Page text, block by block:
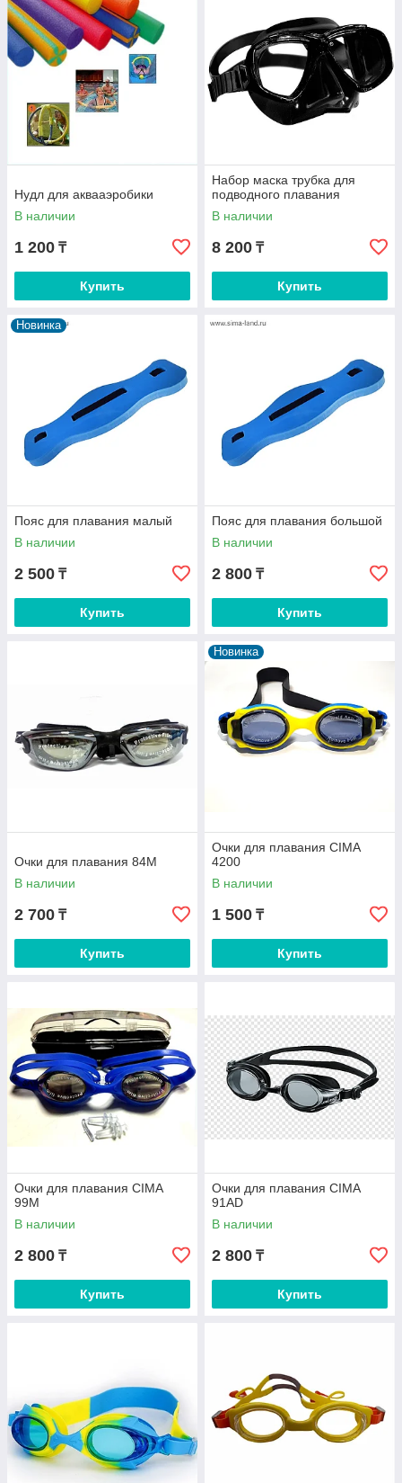
Нудл для аквааэробики
В наличии
1 200 ₸
Купить
Набор маска трубка для
подводного плавания
В наличии
8 200 ₸
Купить
Новинка
Пояс для плавания малый
В наличии
2 500 ₸
Купить
Пояс для плавания большой
В наличии
2 800 ₸
Купить
Очки для плавания 84M
В наличии
2 700 ₸
Купить
Новинка
Очки для плавания CIMA
4200
В наличии
1 500 ₸
Купить
Очки для плавания CIMA
99М
В наличии
2 800 ₸
Купить
Очки для плавания CIMA
91AD
В наличии
2 800 ₸
Купить